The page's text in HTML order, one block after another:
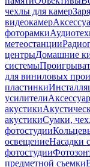
чехлы для камер
видеокамер
фоторамки
метеостанции
центрыДомашние
системы
для виниловых
пластинки
усилители
акустики
акустикиСумки,
фотостудии
освещениеНасадки
фотостудии
предметной съемки